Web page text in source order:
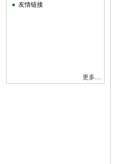
友情链接
更多....